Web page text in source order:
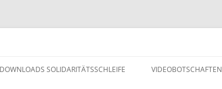
DOWNLOADS SOLIDARITÄTSSCHLEIFE VIDEOBOTSCHAFTEN